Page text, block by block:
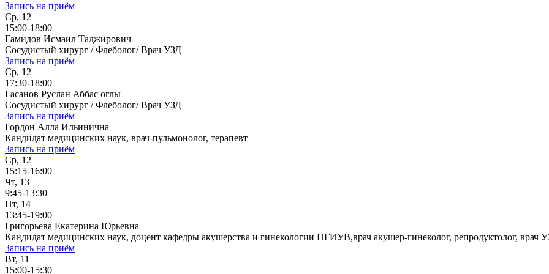
Запись на приём
Ср, 12
15:00-18:00
Гамидов Исмаил Таджирович
Сосудистый хирург / Флеболог/ Врач УЗД
Запись на приём
Ср, 12
17:30-18:00
Гасанов Руслан Аббас оглы
Сосудистый хирург / Флеболог/ Врач УЗД
Запись на приём
Гордон Алла Ильинична
Кандидат медицинских наук, врач-пульмонолог, терапевт
Запись на приём
Ср, 12
15:15-16:00
Чт, 13
9:45-13:30
Пт, 14
13:45-19:00
Григорьева Екатерина Юрьевна
Кандидат медицинских наук, доцент кафедры акушерства и гинекологии НГИУВ,врач акушер-гинеколог, репродуктолог, врач
Запись на приём
Вт, 11
15:00-15:30